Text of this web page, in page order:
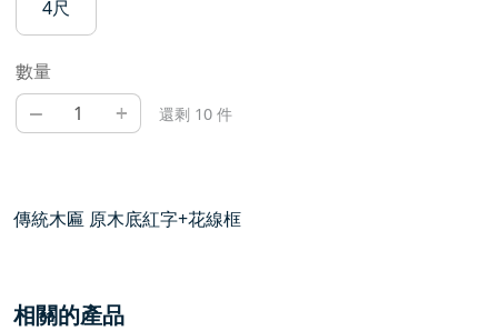
4尺
數量
– + 還剩 10 件
傳統木匾 原木底紅字+花線框
相關的產品